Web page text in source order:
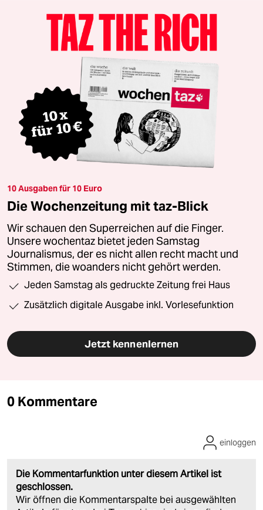
10 Ausgaben für 10 Euro
Die Wochenzeitung mit taz-Blick
Wir schauen den Superreichen auf die Finger.
Unsere wochentaz bietet jeden Samstag
Journalismus, der es nicht allen recht macht und
Stimmen, die woanders nicht gehört werden.
Jeden Samstag als gedruckte Zeitung frei Haus
Zusätzlich digitale Ausgabe inkl. Vorlesefunktion
Jetzt kennenlernen
0 Kommentare
Die Kommentarfunktion unter diesem Artikel ist
geschlossen.
Wir öffnen die Kommentarspalte bei ausgewählten
einloggen